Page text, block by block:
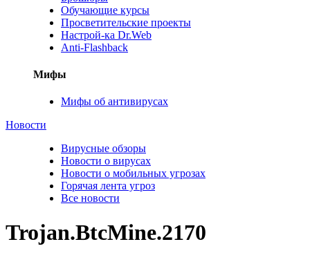
Обучающие курсы
Просветительские проекты
Настрой-ка Dr.Web
Anti-Flashback
Мифы
Мифы об антивирусах
Новости
Вирусные обзоры
Новости о вирусах
Новости о мобильных угрозах
Горячая лента угроз
Все новости
Trojan.BtcMine.2170